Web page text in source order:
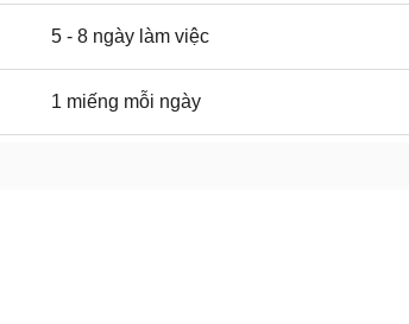
5 - 8 ngày làm việc
1 miếng mỗi ngày